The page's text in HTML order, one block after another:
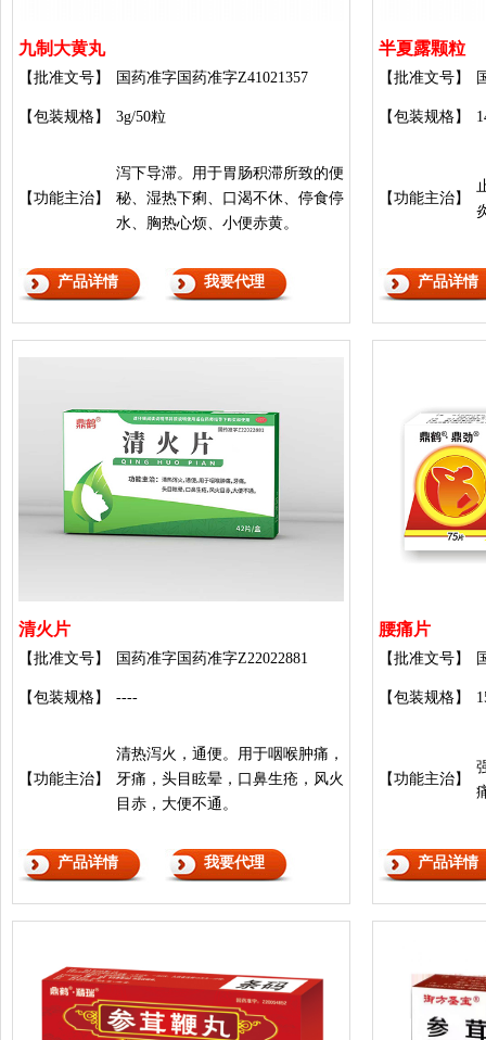
九制大黄丸
【批准文号】 国药准字国药准字Z41021357
【包装规格】 3g/50粒
【功能主治】
泻下导滞。用于胃肠积滞所致的便
秘、湿热下痢、口渴不休、停食停
水、胸热心烦、小便赤黄。
产品详情 我要代理
半夏露颗粒
【批准文号】
【包装规格】
【功能主治】
产品详情
清火片
【批准文号】 国药准字国药准字Z22022881
【包装规格】 ----
【功能主治】
清热泻火，通便。用于咽喉肿痛，
牙痛，头目眩晕，口鼻生疮，风火
目赤，大便不通。
产品详情 我要代理
腰痛片
【批准文号】
【包装规格】
【功能主治】
产品详情